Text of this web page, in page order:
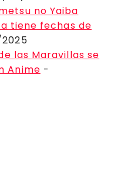
no Yaiba
tiene fechas de
las Maravillas se
Anime -